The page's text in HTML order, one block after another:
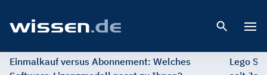
Einmalkauf versus Abonnement: Welches
Lego